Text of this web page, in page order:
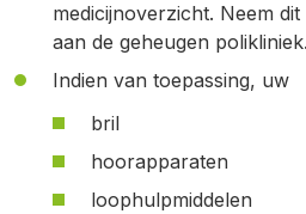
medicijnoverzicht. Neem
aan de geheugen polikliniek.
Indien van toepassing, uw
bril
hoorapparaten
loophulpmiddelen